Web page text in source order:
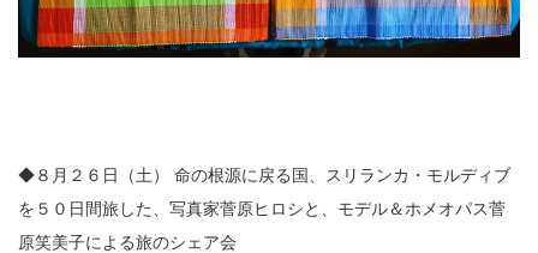
◆８月２６日（土）
命の根源に戻る国、スリランカ・モルディブ
を５０日間旅した、写真家菅原ヒロシと、モデル＆ホメオパス菅
原笑美子による旅のシェア会